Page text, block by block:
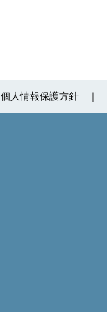
個人情報保護方針